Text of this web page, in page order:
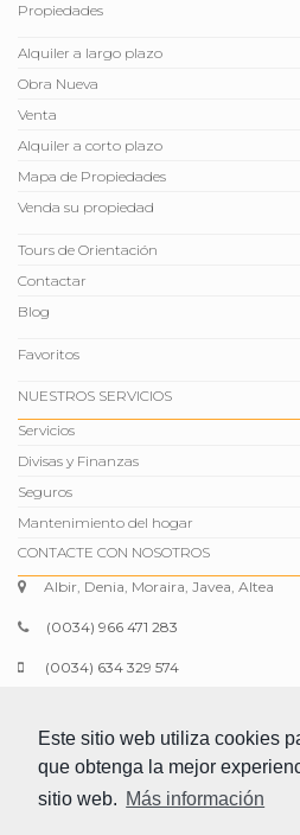
Este sitio web utiliza cookies
que obtenga la mejor
sitio web. Más información
Propiedades
Alquiler a largo plazo
Obra Nueva
Venta
Alquiler a corto plazo
Mapa de Propiedades
Venda su propiedad
Tours de Orientación
Contactar
Blog
Favoritos
NUESTROS SERVICIOS
Servicios
Divisas y Finanzas
Seguros
Mantenimiento del hogar
CONTACTE CON NOSOTROS
Albir, Denia, Moraira, Javea, Altea
(0034) 966 471 283
(0034) 634 329 574
www.comparepropertiesspain.com